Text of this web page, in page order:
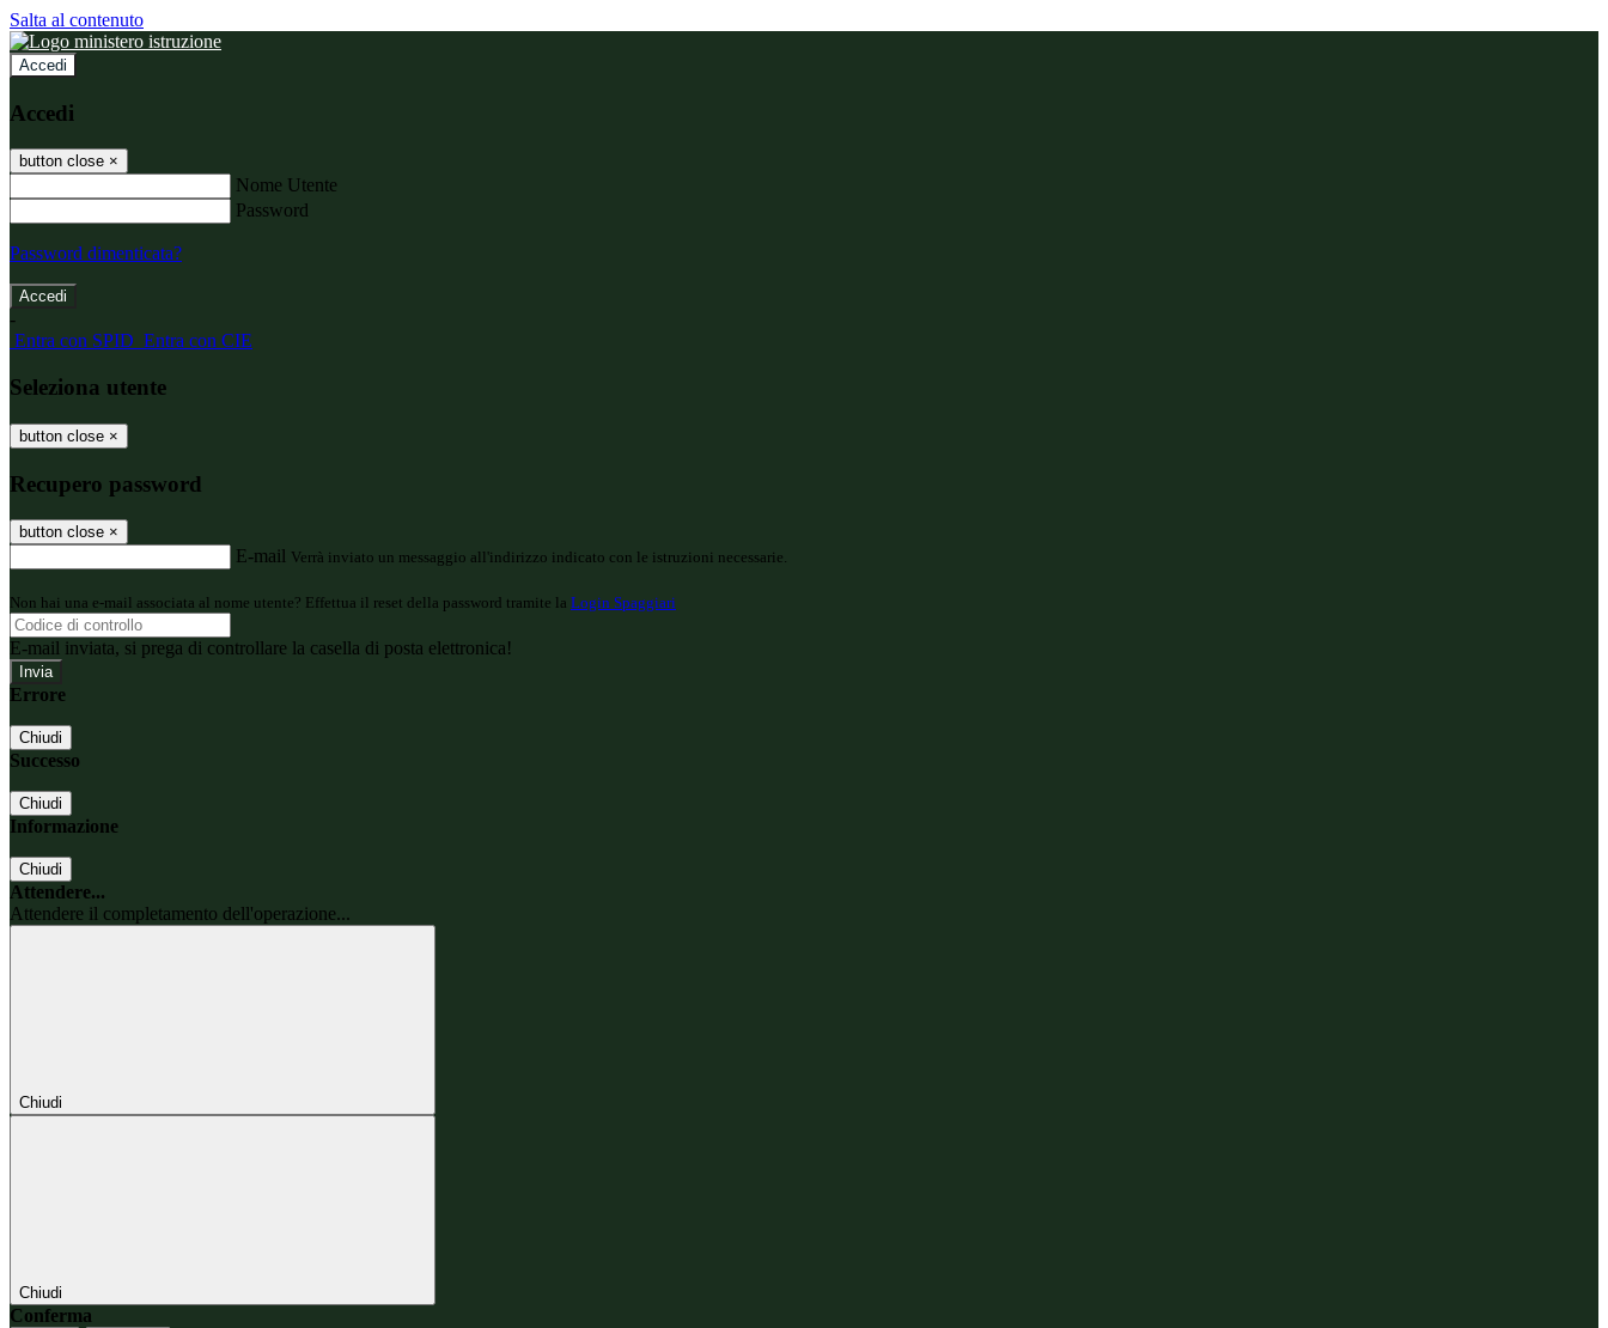
Salta al contenuto
Accedi
Accedi
button close ×
Nome Utente
Password
Password dimenticata?
-
Entra con SPID Entra con CIE
Seleziona utente
button close ×
Recupero password
button close ×
E-mail Verrà inviato un messaggio all'indirizzo indicato con le istruzioni necessarie.
Non hai una e-mail associata al nome utente? Effettua il reset della password tramite la Login Spaggiari
E-mail inviata, si prega di controllare la casella di posta elettronica!
Errore
Chiudi
Successo
Chiudi
Informazione
Chiudi
Attendere...
Attendere il completamento dell'operazione...
Chiudi
Chiudi
Conferma